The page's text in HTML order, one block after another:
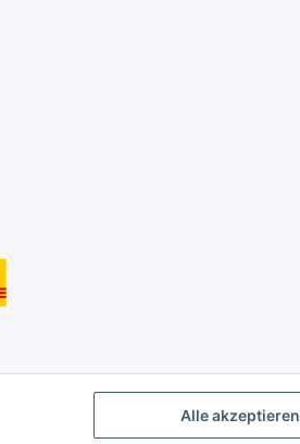
Alle akzeptieren